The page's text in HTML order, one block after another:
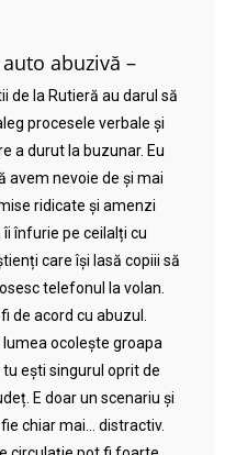
abuzivă –
de la Rutieră au darul să
procesele verbale și
a durut la buzunar. Eu
avem nevoie de și mai
ridicate și amenzi
înfurie pe ceilalți cu
care își lasă copiii să
telefonul la volan.
de acord cu abuzul.
ocolește groapa
ești singurul oprit de
E doar un scenariu și
chiar mai… distractiv.